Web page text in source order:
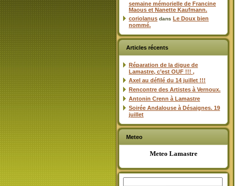
semaine mémorielle de Francine
Maous et Nanette Kaufmann.
coriolanus dans Le Doux bien
nommé.
Articles récents
Réparation de la digue de
Lamastre, c’est OUF !!! ,
Axel au défilé du 14 juillet !!!
Rencontre des Artistes à Vernoux.
Antonin Crenn à Lamastre
Soirée Andalouse à Désaignes. 19
juillet
Meteo
Meteo Lamastre